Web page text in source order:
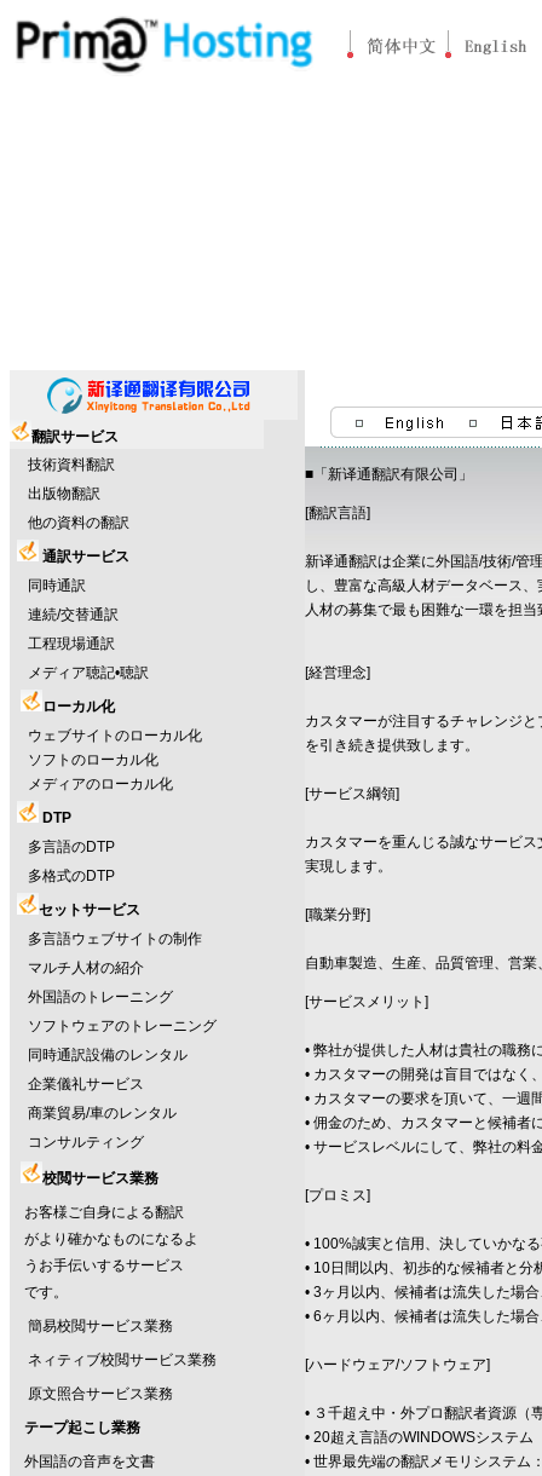
翻訳サービス
技術資料翻訳
出版物翻訳
他の資料の翻訳
通訳サービス
同時通訳
連続/交替通訳
工程現場通訳
メディア聴記•聴訳
ローカル化
ウェブサイトのローカル化
ソフトのローカル化
メディアのローカル化
DTP
多言語のDTP
多格式のDTP
セットサービス
多言語ウェブサイトの制作
マルチ人材の紹介
外国語のトレーニング
ソフトウェアのトレーニング
同時通訳設備のレンタル
企業儀礼サービス
商業貿易/車のレンタル
コンサルティング
校閲サービス業務
お客様ご自身による翻訳
がより確かなものになるよ
うお手伝いするサービス
です。
簡易校閲サービス業務
ネィティブ校閲サービス業務
原文照合サービス業務
テープ起こし業務
外国語の音声を文書
■「新译通翻訳有限公司」
[翻訳言語]
新译通翻訳は企業に外国語/技術/管
し、豊富な高級人材データベース
人材の募集で最も困難な一環を担
[経営理念]
カスタマーが注目するチャレンジ
を引き続き提供致します。
[サービス綱領]
カスタマーを重んじる誠なサービ
実現します。
[職業分野]
自動車製造、生産、品質管理、営
[サービスメリット]
• 弊社が提供した人材は貴社の職務
• カスタマーの開発は盲目ではなく
• カスタマーの要求を頂いて、一週
• 佣金のため、カスタマーと候補者
• サービスレベルにして、弊社の料
[プロミス]
• 100%誠実と信用、決していかな
• 10日間以内、初歩的な候補者と分
• 3ヶ月以内、候補者は流失した場
• 6ヶ月以内、候補者は流失した場
[ハードウェア/ソフトウェア]
• ３千超え中・外プロ翻訳者資源
• 20超え言語のWINDOWSシステム
• 世界最先端の翻訳メモリシステム